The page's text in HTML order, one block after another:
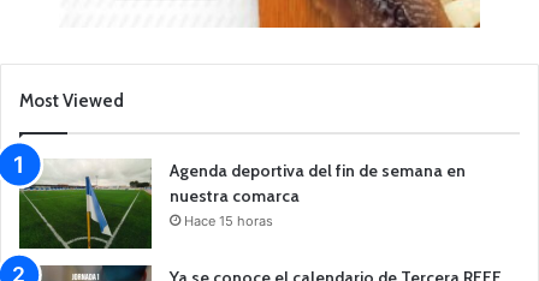
Most Viewed
Agenda deportiva del fin de semana en
nuestra comarca
Hace 15 horas